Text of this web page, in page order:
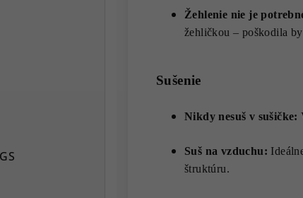
Žehlenie nie je
žehličkou – poškodila
Sušenie
Nikdy nesuš v sušičke:
Suš na vzduchu:
štruktúru.